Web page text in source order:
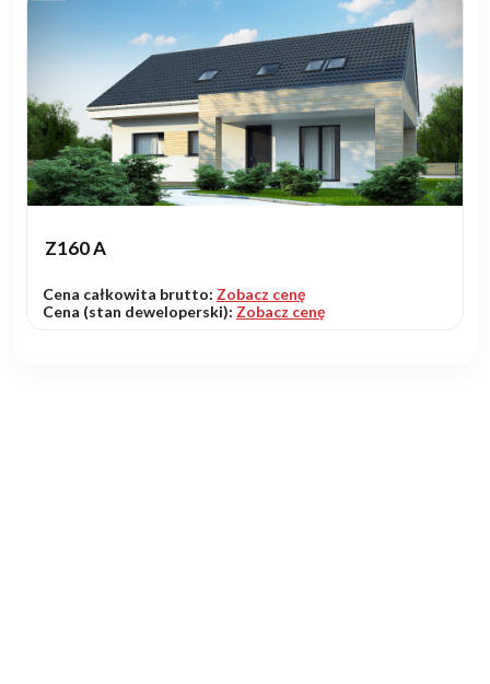
Z160 A
Cena całkowita brutto: Zobacz cenę
Cena (stan deweloperski): Zobacz cenę